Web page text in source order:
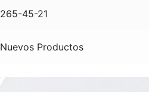
265-45-21
Nuevos Productos